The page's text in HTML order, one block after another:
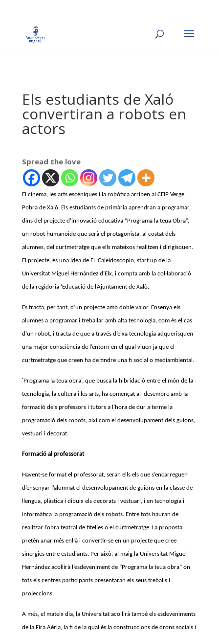
Els estudiants de Xaló
convertiran a robots en
actors
Spread the love
El cinema, les arts escèniques i la robòtica arriben al CEIP Verge
Pobra de Xaló. Els estudiants de primària aprendran a programar,
dins del projecte d’innovació educativa “Programa la teua Obra”,
un robot humanoide que serà el protagonista, al costat dels
alumnes, del curtmetratge que ells mateixos realitzen i dirigisquen.
El projecte, és una idea de El Caleidoscopio, start up de la
Universitat Miguel Hernández d’Elx, i compta amb la col·laboració
de la regidoria ‘Educació de l’Ajuntament de Xalò.
Es tracta, per tant, d’un projecte amb doble valor. Ensenya els
alumnes a programar i treballar amb alta tecnologia, com és el cas
d’un robot, i tracta de que a través d’eixa tecnologia adquerisquen
una major consciència de l’entorn en el qual viuen ja que el
curtmetratge que creen ha de tindre una fi social o mediambiental.
‘Programa la teua obra’, que busca la hibridació entre el món de la
tecnologia, la cultura i les arts, ha començat al desembre amb la
formació dels professors i tutors a l’hora de dur a terme la
programació dels robots, així com el desenvolupament dels guions,
vestuari i decorat.
Formació al professorat
Havent-se format el professorat, seran ells els que s’encarreguen
d’ensenyar l’alumnat el desenvolupament de guions en la classe de
llengua, plàstica i dibuix els decorats i vestuari, i en tecnología i
informática la programació dels robots. Entre tots hauran de
realitzar l’obra teatral de titelles o el curtmetratge. La proposta
pretén anar més enllà i convertir-se en un projecte que cree
sinergies entre estudiants. Per això, al maig la Universitat Miguel
Hernández acollirà l’esdeveniment de “Programa la teua obra” on
tots els centres participants presentaran els seus treballs i
projeccions.
A més, el mateix dia, la Universitat acollirà també els esdeveniments
de la Fira Aèria, la fi de la qual és la construccions de drons socials i